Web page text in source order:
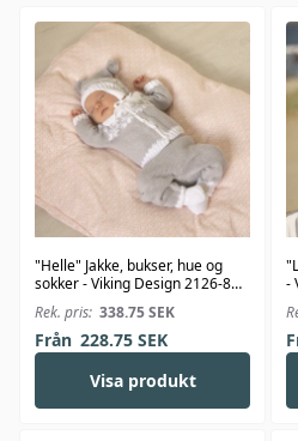
"Helle" Jakke, bukser, hue og
sokker - Viking Design 2126-8
Kit - 1-24 Mdr. - Viking Bambino
Rek. pris: 338.75SEK
Från 228.75SEK
Visa produkt
-